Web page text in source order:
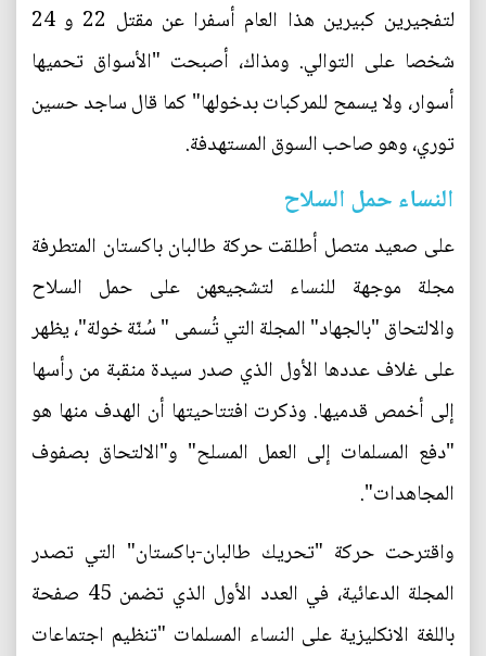
لتفجيرين كبيرين هذا العام أسفرا عن مقتل 22 و 24
شخصا على التوالي. ومذاك، أصبحت "الأسواق تحميها
أسوار، ولا يسمح للمركبات بدخولها" كما قال ساجد حسين
توري، وهو صاحب السوق المستهدفة.
النساء حمل السلاح
على صعيد متصل أطلقت حركة طالبان باكستان المتطرفة
مجلة موجهة للنساء لتشجيعهن على حمل السلاح
والالتحاق "بالجهاد" المجلة التي تُسمى " سُنّة خولة"، يظهر
على غلاف عددها الأول الذي صدر سيدة منقبة من رأسها
إلى أخمص قدميها. وذكرت افتتاحيتها أن الهدف منها هو
"دفع المسلمات إلى العمل المسلح" و"الالتحاق بصفوف
المجاهدات".
واقترحت حركة "تحريك طالبان-باكستان" التي تصدر
المجلة الدعائية، في العدد الأول الذي تضمن 45 صفحة
باللغة الانكليزية على النساء المسلمات "تنظيم اجتماعات